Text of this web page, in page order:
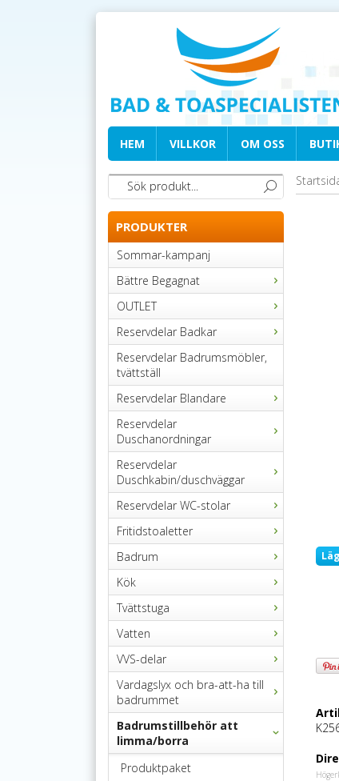
HEM VILLKOR OM OSS
PRODUKTER
Sommar-kampanj
Bättre Begagnat
OUTLET
Reservdelar Badkar
Reservdelar Badrumsmöbler,
tvättställ
Reservdelar Blandare
Reservdelar
Duschanordningar
Reservdelar
Duschkabin/duschväggar
Reservdelar WC-stolar
Fritidstoaletter
Badrum
Kök
Tvättstuga
Vatten
VVS-delar
Vardagslyx och bra-att-ha till
badrummet
Badrumstillbehör att
limma/borra
Produktpaket